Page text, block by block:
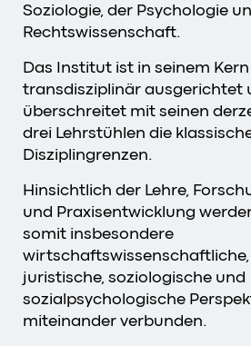
Soziologie, der Psychologie
Rechtswissenschaft.
Das Institut ist in seinem Kern
transdisziplinär ausgerichtet
überschreitet mit seinen
drei Lehrstühlen die
Disziplingrenzen.
Hinsichtlich der Lehre,
und Praxisentwicklung
somit insbesondere
wirtschaftswissenschaftliche,
juristische, soziologische und
sozialpsychologische
miteinander verbunden.